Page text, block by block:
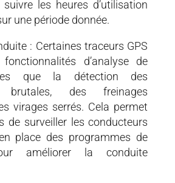
les heures d’utilisation
une période donnée.
: Certaines traceurs GPS
d’analyse de
que la détection des
brutales, des freinages
virages serrés. Cela permet
de surveiller les conducteurs
place des programmes de
améliorer la conduite